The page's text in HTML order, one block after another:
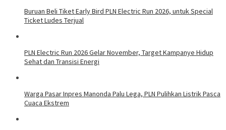
Buruan Beli Tiket Early Bird PLN Electric Run 2026, untuk Special
Ticket Ludes Terjual
PLN Electric Run 2026 Gelar November, Target Kampanye Hidup
Sehat dan Transisi Energi
Warga Pasar Inpres Manonda Palu Lega, PLN Pulihkan Listrik Pasca
Cuaca Ekstrem